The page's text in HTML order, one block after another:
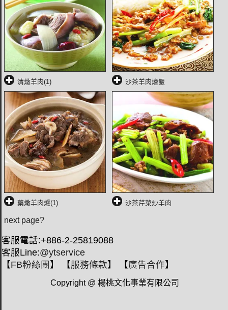
清燉羊肉(1) 沙茶羊肉燴飯
藥燉羊肉爐(1) 沙茶芹菜炒羊肉
next page?
客服電話:+886-2-25819088
客服Line:@ytservice
【FB粉絲團 】 【服務條款】 【廣告合作】
Copyright @ 楊桃文化事業有限公司